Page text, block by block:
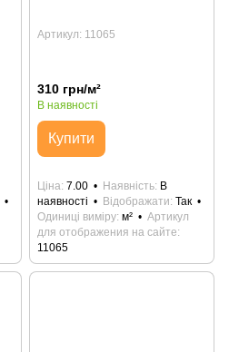
Артикул: 11065
310 грн/м²
В наявності
Купити
Ціна 7.00 Наявність В
наявності
Відображати Так
Одиниці виміру м²
Артикул
для отображения на сайте
11065